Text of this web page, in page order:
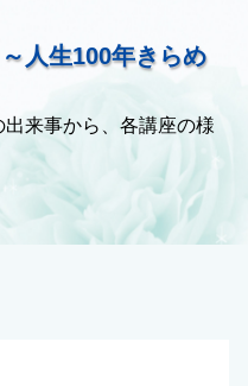
人生100年きらめ
来事から、各講座の様